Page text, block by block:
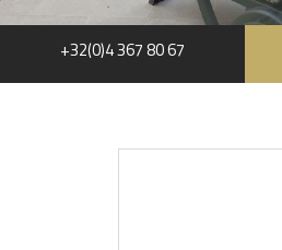
+32(0)4 367 80 67